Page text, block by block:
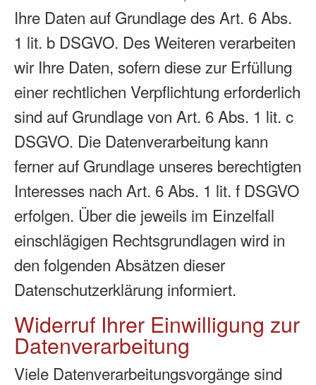
Ihre Daten auf Grundlage des Art. 6 Abs.
1 lit. b DSGVO. Des Weiteren verarbeiten
wir Ihre Daten, sofern diese zur Erfüllung
einer rechtlichen Verpflichtung erforderlich
sind auf Grundlage von Art. 6 Abs. 1 lit. c
DSGVO. Die Datenverarbeitung kann
ferner auf Grundlage unseres berechtigten
Interesses nach Art. 6 Abs. 1 lit. f DSGVO
erfolgen. Über die jeweils im Einzelfall
einschlägigen Rechtsgrundlagen wird in
den folgenden Absätzen dieser
Datenschutzerklärung informiert.
Widerruf Ihrer Einwilligung zur
Datenverarbeitung
Viele Datenverarbeitungsvorgänge sind